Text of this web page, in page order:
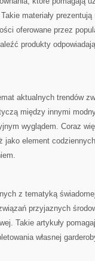
materiały
oferowane przez
produkty
aktualnych trendów
między innymi
wyglądem. Coraz
jako element
z tematyką
przyjaznych
Takie artykuły
własnej